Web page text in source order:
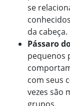
se
da cabeça.
Pássaro
pequenos
com seus
vezes são